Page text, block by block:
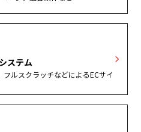
ステム
ルスクラッチなどによるECサイ